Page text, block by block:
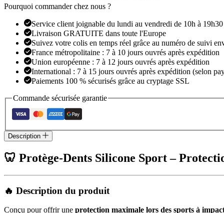
Pourquoi commander chez nous ?
Service client joignable du lundi au vendredi de 10h à 19h30
Livraison GRATUITE dans toute l'Europe
Suivez votre colis en temps réel grâce au numéro de suivi
France métropolitaine : 7 à 10 jours ouvrés après expédition
Union européenne : 7 à 12 jours ouvrés après expédition
International : 7 à 15 jours ouvrés après expédition (selon
Paiements 100 % sécurisés grâce au cryptage SSL
Commande sécurisée garantie
Description
🦷 Protège-Dents Silicone Sport –
🔥 Description du produit
Conçu pour offrir une protection maximale lors des sports à